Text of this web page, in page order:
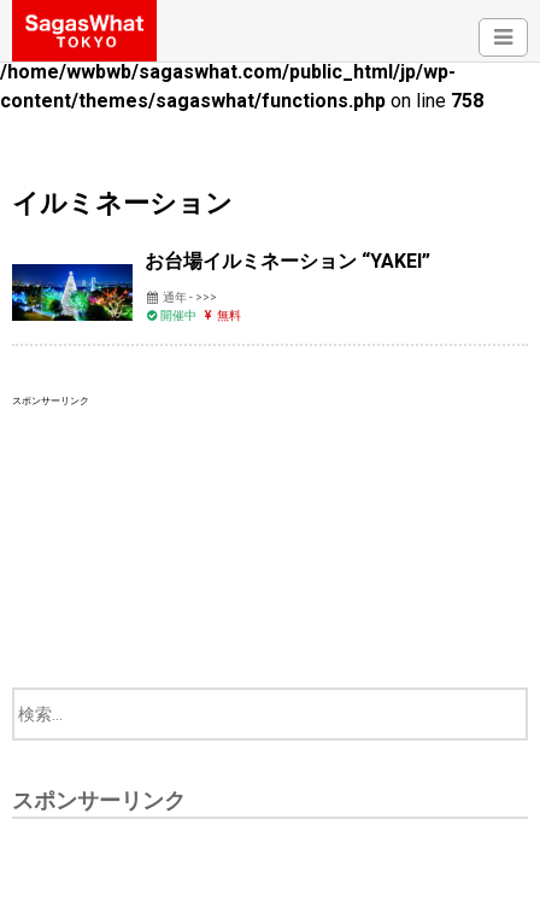
Warning: Attempt to read property "cat_ID" on bool in
/home/wwbwb/sagaswhat.com/public_html/jp/wp-
content/themes/sagaswhat/functions.php on line 758
イルミネーション
お台場イルミネーション “YAKEI”
通年 - >>>
開催中
無料
スポンサーリンク
スポンサーリンク